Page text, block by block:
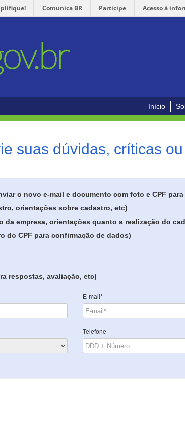
Comunica BR Participe Acesso à
Início
suas dúvidas, críticas
o novo e-mail e documento com foto e CPF
orientações sobre cadastro, etc)
empresa, orientações quanto a realização do
do CPF para confirmação de dados)
respostas, avaliação, etc)
E-mail*
Telefone